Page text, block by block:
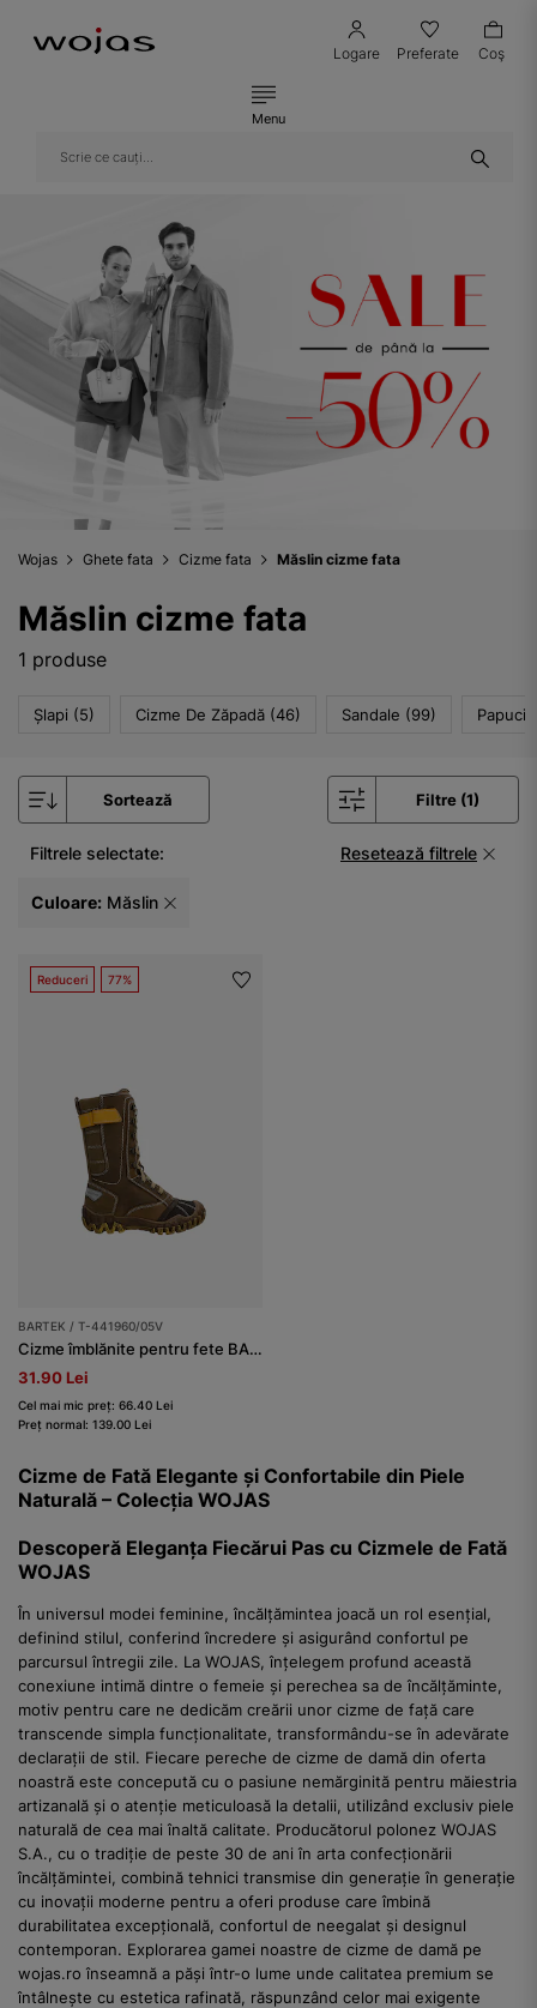
Logare Preferate Coş
Menu
Wojas Ghete fata Cizme fata Măslin cizme fata
Măslin cizme fata
1 produse
Șlapi (5) Cizme De Zăpadă (46) Sandale (99) Papuci
Sortează Filtre (1)
Filtrele selectate: Resetează filtrele
Culoare: Măslin
Reduceri 77%
BARTEK / T-441960/05V
Cizme îmblănite pentru fete BARTEK T-441960/05V, verde-olive
31.90 Lei
Cel mai mic preț: 66.40 Lei
Preț normal: 139.00 Lei
Cizme de Fată Elegante și Confortabile din Piele
Naturală – Colecția WOJAS
Descoperă Eleganța Fiecărui Pas cu Cizmele de Fată
WOJAS
În universul modei feminine, încălțămintea joacă un rol esențial,
definind stilul, conferind încredere și asigurând confortul pe
parcursul întregii zile. La WOJAS, înțelegem profund această
conexiune intimă dintre o femeie și perechea sa de încălțăminte,
motiv pentru care ne dedicăm creării unor cizme de față care
transcende simpla funcționalitate, transformându-se în adevărate
declarații de stil. Fiecare pereche de cizme de damă din oferta
noastră este concepută cu o pasiune nemărginită pentru măiestria
artizanală și o atenție meticuloasă la detalii, utilizând exclusiv piele
naturală de cea mai înaltă calitate. Producătorul polonez WOJAS
S.A., cu o tradiție de peste 30 de ani în arta confecționării
încălțămintei, combină tehnici transmise din generație în generație
cu inovații moderne pentru a oferi produse care îmbină
durabilitatea excepțională, confortul de neegalat și designul
contemporan. Explorarea gamei noastre de cizme de damă pe
wojas.ro înseamnă a păși într-o lume unde calitatea premium se
întâlnește cu estetica rafinată, răspunzând celor mai exigente